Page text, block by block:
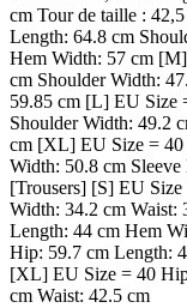
cm Tour de taille :
Length: 64.8 cm
Hem Width: 57 cm
cm Shoulder Width:
59.85 cm [L] EU Size
Shoulder Width: 49.2
cm [XL] EU Size = 40
Width: 50.8 cm
[Trousers] [S] EU
Width: 34.2 cm
Length: 44 cm Hem
Hip: 59.7 cm Length:
[XL] EU Size = 40
cm Waist: 42.5 cm